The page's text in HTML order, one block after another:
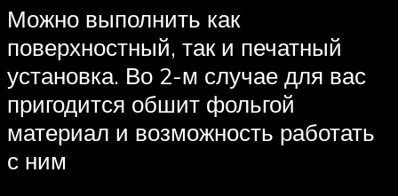
Можно выполнить как
поверхностный, так и печатный
установка. Во 2-м случае для вас
пригодится обшит фольгой
материал и возможность работать
с ним